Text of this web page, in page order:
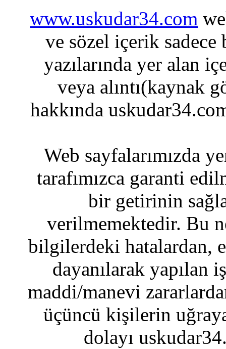
www.uskudar34.com
ve sözel içerik sadece
yazılarında yer alan
veya alıntı(kaynak
hakkında
Web sayfalarımızda
tarafımızca garanti
bir getirinin
verilmemektedir. Bu
bilgilerdeki hatalardan,
dayanılarak yapılan
maddi/manevi
üçüncü kişilerin
dolayı